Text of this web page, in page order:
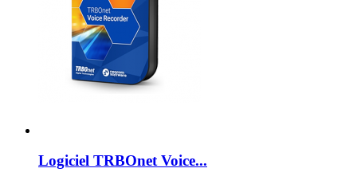
Logiciel TRBOnet Voice...